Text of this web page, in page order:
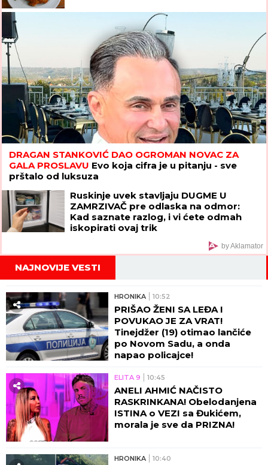
DRAGAN STANKOVIĆ DAO OGROMAN NOVAC ZA
GALA PROSLAVU Evo koja cifra je u pitanju - sve
prštalo od luksuza
Ruskinje uvek stavljaju DUGME U
ZAMRZIVAČ pre odlaska na odmor:
Kad saznate razlog, i vi ćete odmah
iskopirati ovaj trik
by Aklamator
NAJNOVIJE VESTI
HRONIKA 10:52
PRIŠAO ŽENI SA LEĐA I
POVUKAO JE ZA VRAT!
Tinejdžer (19) otimao lančiće
po Novom Sadu, a onda
napao policajce!
ELITA 9 10:45
ANELI AHMIĆ NAČISTO
RASKRINKANA! Obelodanjena
ISTINA o VEZI sa Đukićem,
morala je sve da PRIZNA!
HRONIKA 10:40